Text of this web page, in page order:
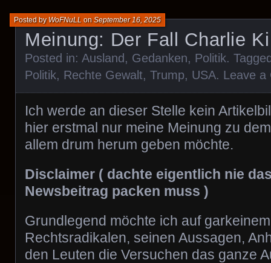
Meinung: Der Fall Charlie
Posted byWoFNuLL onSeptember 16, 2025
Posted in: Ausland , Gedanken, Politik.
Politik, Rechte Gewalt, Trump, USA. Leave a
Ich werde an dieser Stelle kein
hier erstmal nur meine Meinung zu
allem drum herum geben möchte.
Disclaimer ( dachte eigentlich nie
Newsbeitrag packen muss )
Grundlegend möchte ich auf
Rechtsradikalen, seinen Aussagen,
den Leuten die Versuchen das ganze